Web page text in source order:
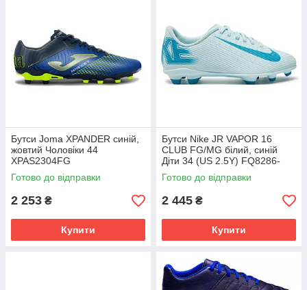
Бутси Joma XPANDER синій,
жовтий Чоловіки 44
XPAS2304FG
Готово до відправки
2 253 ₴
Купити
Бутси Nike JR VAPOR 16
CLUB FG/MG білий, синій
Діти 34 (US 2.5Y) FQ8286-
400
Готово до відправки
2 445 ₴
Купити